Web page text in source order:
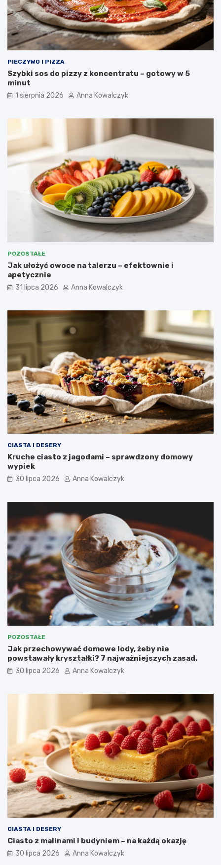
PIECZYWO I PIZZA
Szybki sos do pizzy z koncentratu – gotowy w 5
minut
1 sierpnia 2026 Anna Kowalczyk
POZOSTAŁE
Jak ułożyć owoce na talerzu – efektownie i
apetycznie
31 lipca 2026 Anna Kowalczyk
CIASTA I DESERY
Kruche ciasto z jagodami – sprawdzony domowy
wypiek
30 lipca 2026 Anna Kowalczyk
POZOSTAŁE
Jak przechowywać domowe lody, żeby nie
powstawały kryształki? 7 najważniejszych zasad.
30 lipca 2026 Anna Kowalczyk
CIASTA I DESERY
Ciasto z malinami i budyniem – na każdą okazję
30 lipca 2026 Anna Kowalczyk